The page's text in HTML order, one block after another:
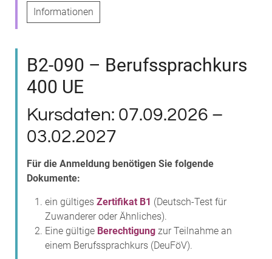
Informationen
B2-090 – Berufssprachkurs
400 UE
Kursdaten: 07.09.2026 –
03.02.2027
Für die Anmeldung benötigen Sie folgende
Dokumente:
ein gültiges Zertifikat B1 (Deutsch-Test für
Zuwanderer oder Ähnliches).
Eine gültige Berechtigung zur Teilnahme an
einem Berufssprachkurs (DeuFöV).